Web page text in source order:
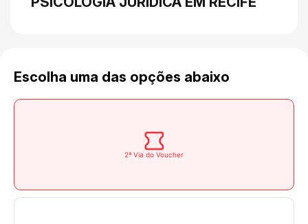
Escolha uma das opções abaixo
2ª Via do Voucher